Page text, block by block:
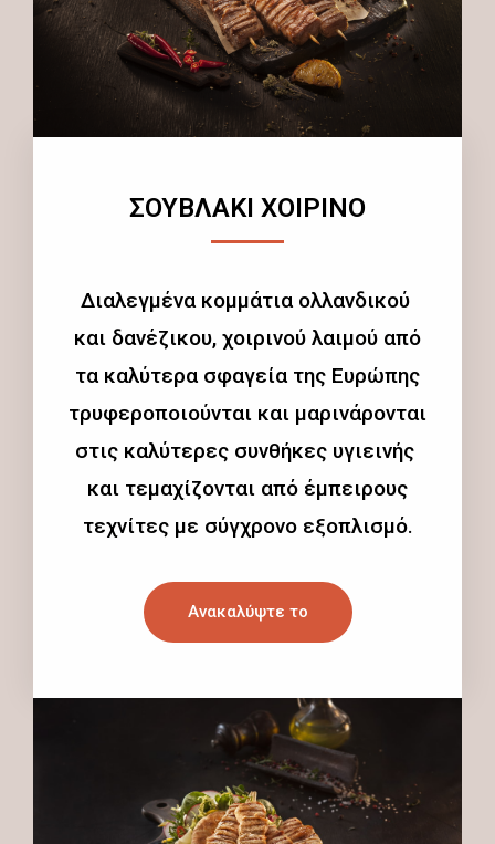
ΣΟΥΒΛΑΚΙ ΧΟΙΡΙΝΟ
Διαλεγμένα κομμάτια ολλανδικού
και δανέζικου, χοιρινού λαιμού από
τα καλύτερα σφαγεία της Ευρώπης
τρυφεροποιούνται και μαρινάρονται
στις καλύτερες συνθήκες υγιεινής
και τεμαχίζονται από έμπειρους
τεχνίτες με σύγχρονο εξοπλισμό.
Ανακαλύψτε το